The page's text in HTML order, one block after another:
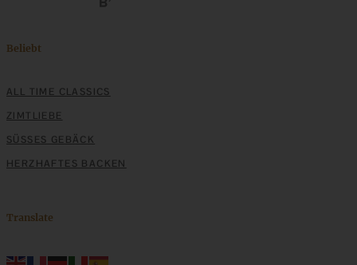
Beliebt
ALL TIME CLASSICS
ZIMTLIEBE
SÜSSES GEBÄCK
HERZHAFTES BACKEN
Translate